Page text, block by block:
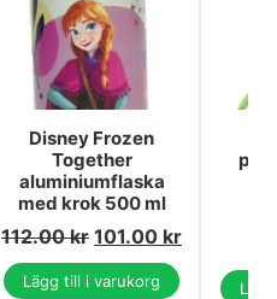
Disney Frozen
Together
aluminiumflaska
med krok 500 ml
112.00kr 101.00 kr
Lägg till i varukorg